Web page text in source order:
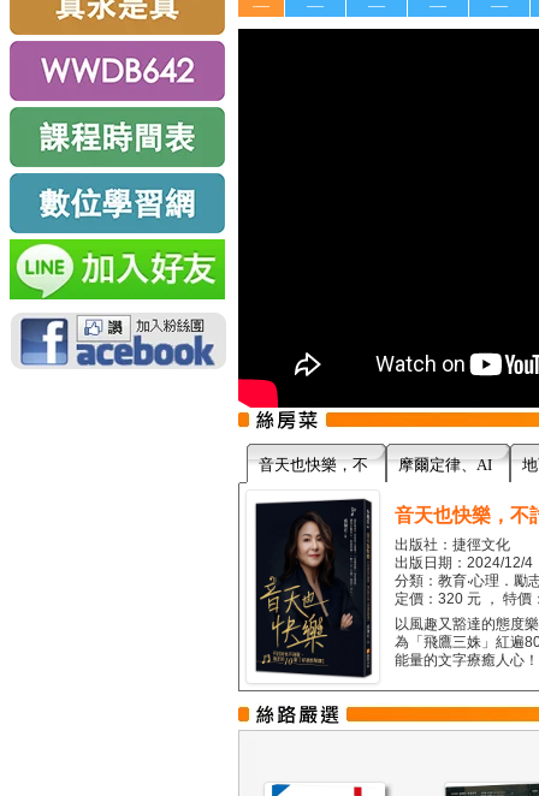
— — — — —
音天也快樂，不 摩爾定律、AI
音天也快樂，不
出版社：捷徑文化
出版日期：2024/12/4
分類：教育‧心理．勵
定價：320 元 ， 特價
以風趣又豁達的態度
為「飛鷹三姝」紅遍
能量的文字療癒人心